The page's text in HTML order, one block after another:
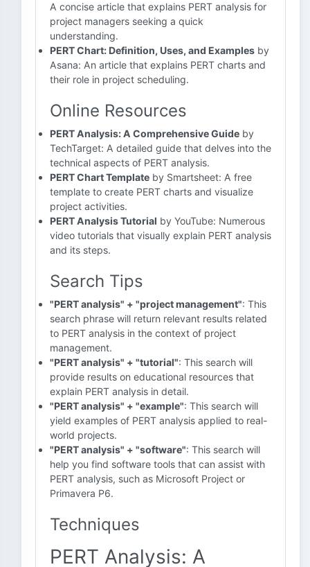
A concise article that explains PERT analysis for
project managers seeking a quick
understanding.
PERT Chart: Definition, Uses, and Examples by
Asana: An article that explains PERT charts and
their role in project scheduling.
Online Resources
PERT Analysis: A Comprehensive Guide by
TechTarget: A detailed guide that delves into the
technical aspects of PERT analysis.
PERT Chart Template by Smartsheet: A free
template to create PERT charts and visualize
project activities.
PERT Analysis Tutorial by YouTube: Numerous
video tutorials that visually explain PERT analysis
and its steps.
Search Tips
"PERT analysis" + "project management": This
search phrase will return relevant results related
to PERT analysis in the context of project
management.
"PERT analysis" + "tutorial": This search will
provide results on educational resources that
explain PERT analysis in detail.
"PERT analysis" + "example": This search will
yield examples of PERT analysis applied to real-
world projects.
"PERT analysis" + "software": This search will
help you find software tools that can assist with
PERT analysis, such as Microsoft Project or
Primavera P6.
Techniques
PERT Analysis: A